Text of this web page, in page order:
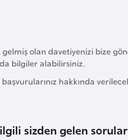
olan davetiyenizi bize
bilgiler alabilirsiniz.
hakkında
sizden gelen sorular